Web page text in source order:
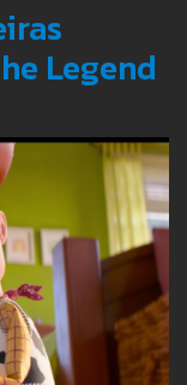
Legend